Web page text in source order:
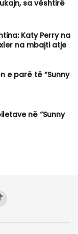
sa vështirë
Katy Perry na
na mbajti atje
e parë të “Sunny
në “Sunny